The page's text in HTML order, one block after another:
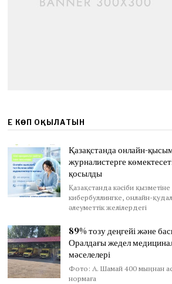
ЕҢ КӨП ОҚЫЛАТЫН
Қазақстанда онлайн-
журналистерге
қосылды
Қазақстанда кәсіби
кибербуллингке, онлайн-
әлеуметтік желілердегі
89% тозу деңгейі және
Оралдағы жедел
мәселелері
Фото: А. Шамай 400 мыңнан
нормаға